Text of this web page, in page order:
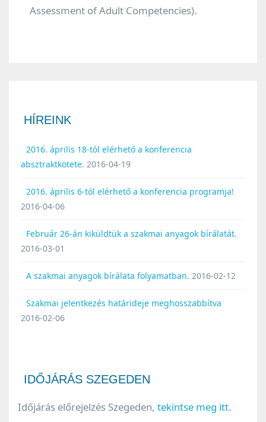
Assessment of Adult Competencies).
HÍREINK
2016. április 18-tól elérhető a konferencia
absztraktkötete. 2016-04-19
2016. április 6-tól elérhető a konferencia programja!
2016-04-06
Február 26-án kiküldtük a szakmai anyagok bírálatát.
2016-03-01
A szakmai anyagok bírálata folyamatban. 2016-02-12
Szakmai jelentkezés határideje meghosszabbítva
2016-02-06
IDŐJÁRÁS SZEGEDEN
Időjárás előrejelzés Szegeden, tekintse meg itt.